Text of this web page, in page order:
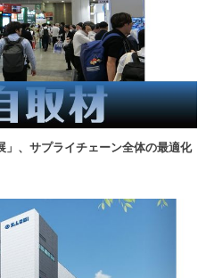
」、サプライチェーン全体の最適化